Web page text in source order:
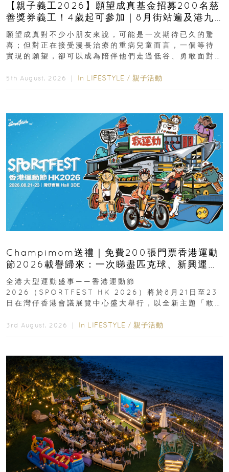
【親子義工2026】願望成真基金招募200名慈
善獎券義工！4歲起可參加｜8月街站遍及港九
新界
願望成真對不少小朋友來說，可能是一次期待已久的驚
喜；但對正在接受漫長治療的重病兒童而言，一個等待
實現的願望，卻可以成為陪伴他們走過低谷、勇敢面對
5th August, 2026 ｜ In LIFESTYLE / 親子活動
Champimom送禮｜免費200張門票香港運動
節2026載譽歸來：一次睇盡匹克球、新興運
動、街舞比賽＋逾百運動品牌展覽
全港大型運動盛事——香港運動節
2026（SPORTFEST HK 2026）將於8月21日至23
日在灣仔香港會議展覽中心盛大舉行，以全新主題「敢
3rd August, 2026 ｜ In LIFESTYLE / 親子活動